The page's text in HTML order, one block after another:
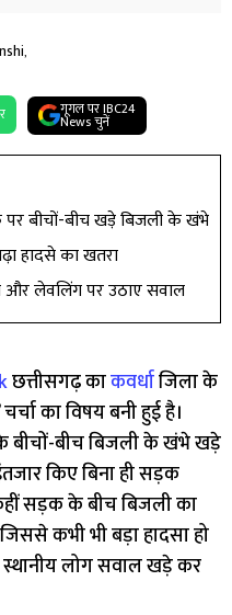
,
गूगल पर IBC24
News चुनें
बीचों-बीच खड़े बिजली के खंभे
हादसे का खतरा
और लेवलिंग पर उठाए सवाल
छत्तीसगढ़ काकवर्धाजिला के
का विषय बनी हुई है।
बीचों-बीच बिजली के खंभे खड़े
किए बिना ही सड़क
सड़क के बीच बिजली का
कभी भी बड़ा हादसा हो
लोग सवाल खड़े कर